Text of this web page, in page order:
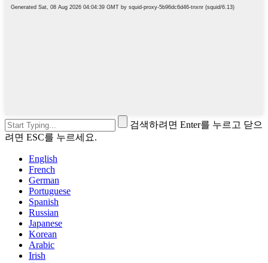
검색하려면 Enter를 누르고 닫으
려면 ESC를 누르세요.
English
French
German
Portuguese
Spanish
Russian
Japanese
Korean
Arabic
Irish